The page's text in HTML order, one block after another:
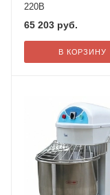
220В
65 203 руб.
В КОРЗИНУ